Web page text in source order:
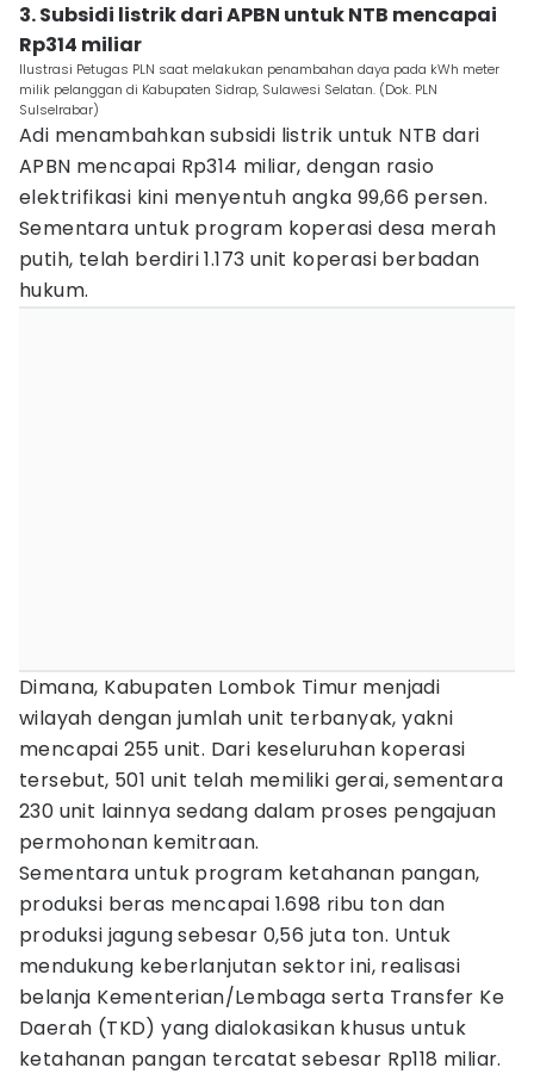
3. Subsidi listrik dari APBN untuk NTB mencapai
Rp314 miliar
Ilustrasi Petugas PLN saat melakukan penambahan daya pada kWh meter
milik pelanggan di Kabupaten Sidrap, Sulawesi Selatan. (Dok. PLN
Sulselrabar)
Adi menambahkan subsidi listrik untuk NTB dari
APBN mencapai Rp314 miliar, dengan rasio
elektrifikasi kini menyentuh angka 99,66 persen.
Sementara untuk program koperasi desa merah
putih, telah berdiri 1.173 unit koperasi berbadan
hukum.
Dimana, Kabupaten Lombok Timur menjadi
wilayah dengan jumlah unit terbanyak, yakni
mencapai 255 unit. Dari keseluruhan koperasi
tersebut, 501 unit telah memiliki gerai, sementara
230 unit lainnya sedang dalam proses pengajuan
permohonan kemitraan.
Sementara untuk program ketahanan pangan,
produksi beras mencapai 1.698 ribu ton dan
produksi jagung sebesar 0,56 juta ton. Untuk
mendukung keberlanjutan sektor ini, realisasi
belanja Kementerian/Lembaga serta Transfer Ke
Daerah (TKD) yang dialokasikan khusus untuk
ketahanan pangan tercatat sebesar Rp118 miliar.